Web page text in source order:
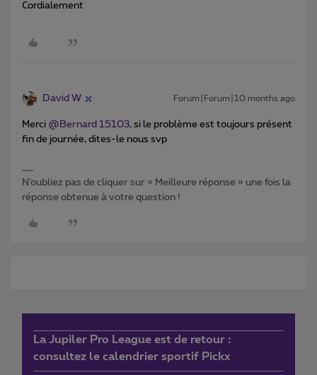
Cordialement
David W Forum|Forum|10 months ago
Merci ​ @Bernard 15103, si le problème est toujours présent
fin de journée, dites-le nous svp
N’oubliez pas de cliquer sur « Meilleure réponse » une fois la
réponse obtenue à votre question !
La Jupiler Pro League est de retour :
consultez le calendrier sportif Pickx